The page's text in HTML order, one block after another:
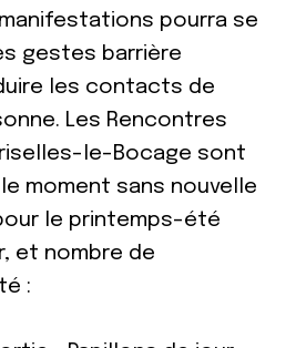
pourra se
gestes barrière
les contacts de
Les Rencontres
le-Bocage sont
moment sans nouvelle
le printemps-été
et nombre de
: